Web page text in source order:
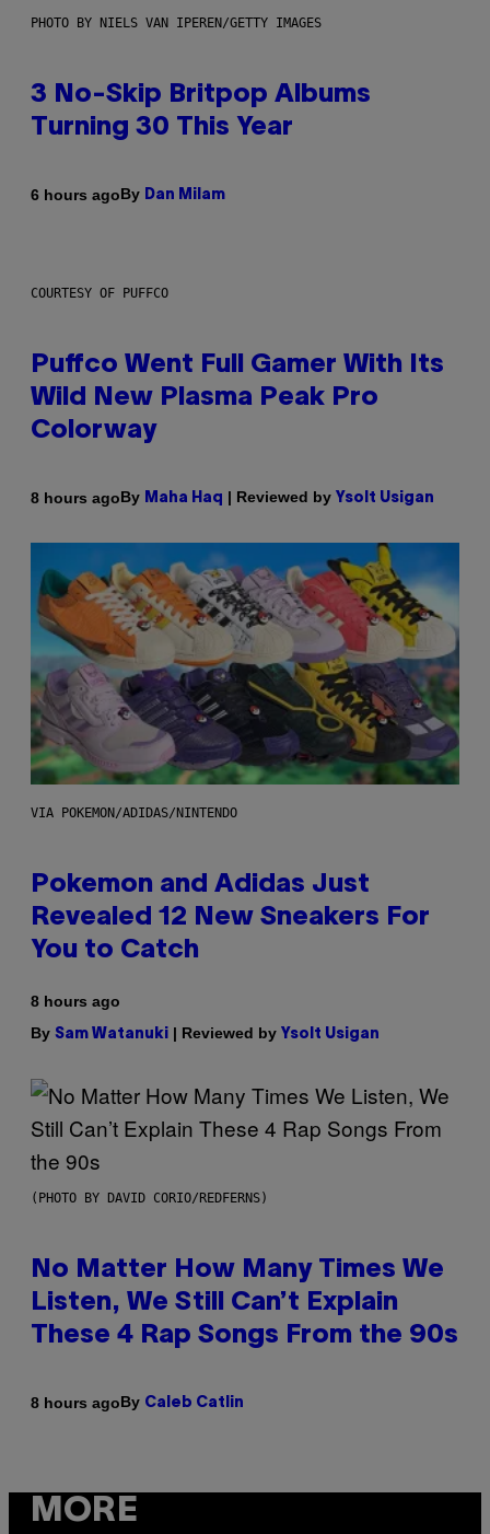
PHOTO BY NIELS VAN IPEREN/GETTY IMAGES
3 No-Skip Britpop Albums
Turning 30 This Year
6 hours agoBy Dan Milam
COURTESY OF PUFFCO
Puffco Went Full Gamer With Its
Wild New Plasma Peak Pro
Colorway
8 hours agoBy Maha Haq | Reviewed by Ysolt Usigan
VIA POKEMON/ADIDAS/NINTENDO
Pokemon and Adidas Just
Revealed 12 New Sneakers For
You to Catch
8 hours ago
By Sam Watanuki | Reviewed by Ysolt Usigan
(PHOTO BY DAVID CORIO/REDFERNS)
No Matter How Many Times We
Listen, We Still Can’t Explain
These 4 Rap Songs From the 90s
8 hours agoBy Caleb Catlin
MORE